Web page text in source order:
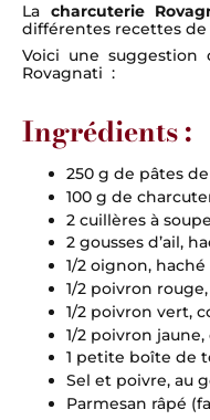
La charcuterie
différentes recettes de
Voici une suggestion
Rovagnati :
Ingrédients :
250 g de pâtes
100 g de
2 cuillères à
2 gousses d’ail,
1/2 oignon, haché
1/2 poivron
1/2 poivron vert,
1/2 poivron
1 petite boîte de
Sel et poivre, au
Parmesan râpé